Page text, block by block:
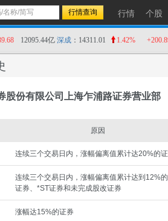
行情 个股
12095.44亿 深成 ：14311.01 1.42%
股份有限公司上海乍浦路证券营业部
原因
连续三个交易日内，涨幅偏离值累计达20%的
连续三个交易日内，涨幅偏离值累计达到12%
证券、*ST证券和未完成股改证券
涨幅达15%的证券